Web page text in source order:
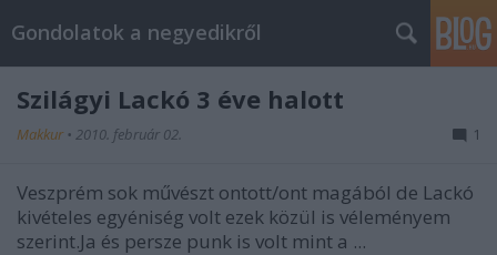
Gondolatok a negyedikről
Szilágyi Lackó 3 éve halott
Makkur • 2010. február 02. 1
Veszprém sok művészt ontott/ont magából de Lackó
kivételes egyéniség volt ezek közül is véleményem
szerint.Ja és persze punk is volt mint a ...